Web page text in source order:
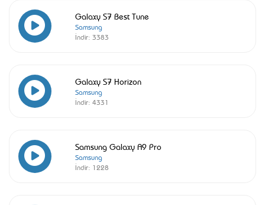
Galaxy S7 Best Tune
Samsung
İndir: 3383
Galaxy S7 Horizon
Samsung
İndir: 4331
Samsung Galaxy A9 Pro
Samsung
İndir: 1228